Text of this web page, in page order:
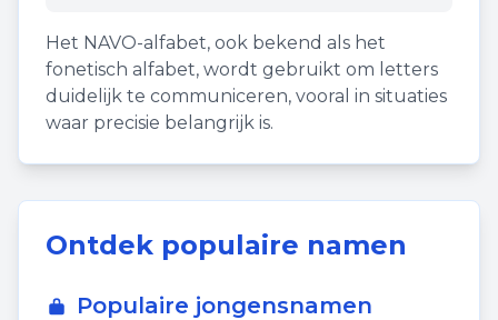
Het NAVO-alfabet, ook bekend als het
fonetisch alfabet, wordt gebruikt om letters
duidelijk te communiceren, vooral in situaties
waar precisie belangrijk is.
Ontdek populaire namen
Populaire jongensnamen